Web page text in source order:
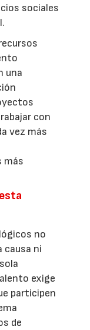
sociales
una
con
vez más
más
no
causa ni
exige
participen
de